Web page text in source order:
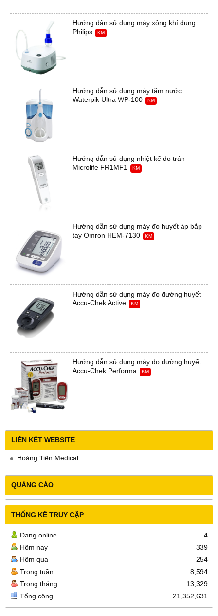
Hướng dẫn sử dụng máy xông khí dung
Philips
KM
Hướng dẫn sử dụng máy tăm nước
Waterpik Ultra WP-100
KM
Hướng dẫn sử dụng nhiệt kế đo trán
Microlife FR1MF1
KM
Hướng dẫn sử dụng máy đo huyết áp bắp
tay Omron HEM-7130
KM
Hướng dẫn sử dụng máy đo đường huyết
Accu-Chek Active
KM
Hướng dẫn sử dụng máy đo đường huyết
Accu-Chek Performa
KM
LIÊN KẾT WEBSITE
Hoàng Tiên Medical
QUẢNG CÁO
THỐNG KÊ TRUY CẬP
Đang online
4
Hôm nay
339
Hôm qua
254
Trong tuần
8,594
Trong tháng
13,329
Tổng cộng
21,352,631